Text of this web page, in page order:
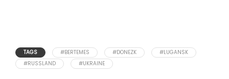
TAGS #BERTEMES #DONEZK
#LUGANSK
#RUSSLAND
#UKRAINE